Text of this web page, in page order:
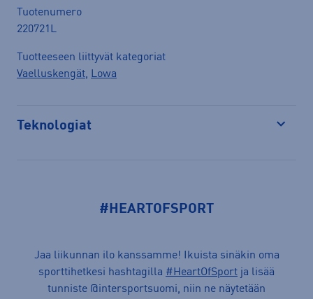
Tuotenumero
220721L
Tuotteeseen liittyvät kategoriat
Vaelluskengät, Lowa
Teknologiat
#HEARTOFSPORT
Jaa liikunnan ilo kanssamme! Ikuista sinäkin oma
sporttihetkesi hashtagilla #HeartOfSport ja lisää
tunniste @intersportsuomi, niin ne näytetään